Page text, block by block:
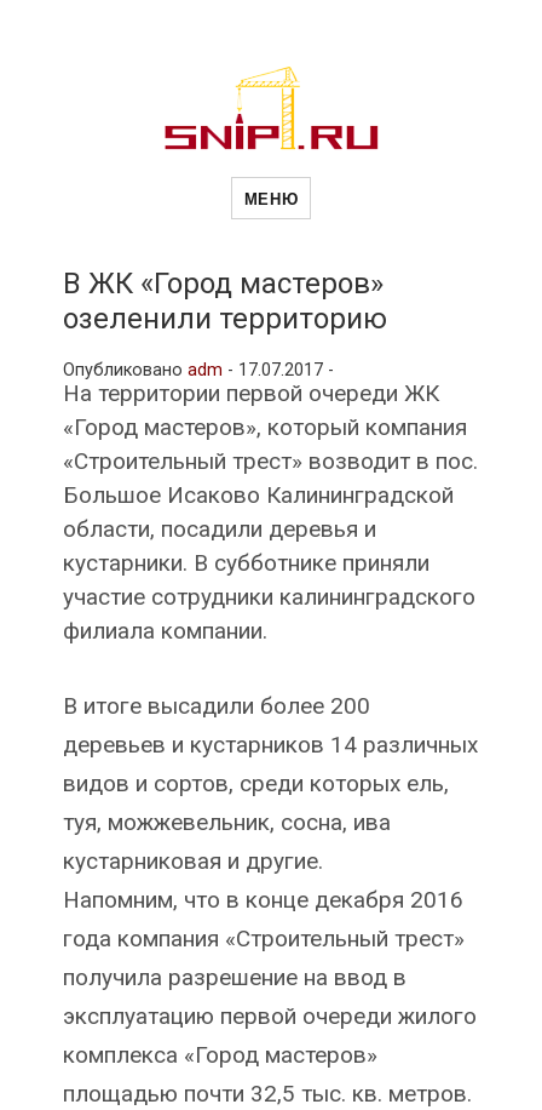
Новости
и
рубрики
МЕНЮ
В ЖК «Город мастеров»
озеленили территорию
Опубликовано adm - 17.07.2017 -
На территории первой очереди ЖК
«Город мастеров», который компания
«Строительный трест» возводит в пос.
Большое Исаково Калининградской
области, посадили деревья и
кустарники. В субботнике приняли
участие сотрудники калининградского
филиала компании.
В итоге высадили более 200
деревьев и кустарников 14 различных
видов и сортов, среди которых ель,
туя, можжевельник, сосна, ива
кустарниковая и другие.
Напомним, что в конце декабря 2016
года компания «Строительный трест»
получила разрешение на ввод в
эксплуатацию первой очереди жилого
комплекса «Город мастеров»
площадью почти 32,5 тыс. кв. метров.